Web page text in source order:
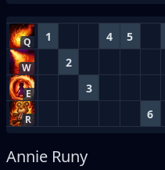
Q 1 4 5
W 2
E 3
R 6
Annie Runy